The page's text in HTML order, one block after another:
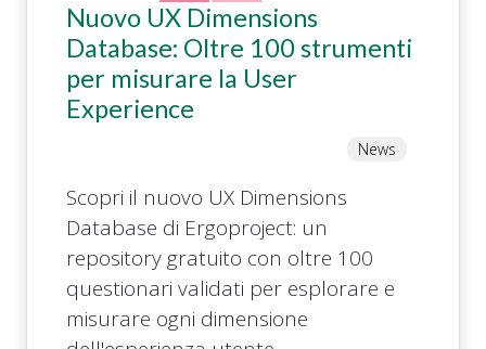
Nuovo UX Dimensions
Database: Oltre 100 strumenti
per misurare la User
Experience
News
Scopri il nuovo UX Dimensions
Database di Ergoproject: un
repository gratuito con oltre 100
questionari validati per esplorare e
misurare ogni dimensione